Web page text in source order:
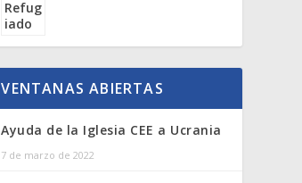
VENTANAS ABIERTAS
Ayuda de la Iglesia CEE a Ucrania
7 de marzo de 2022